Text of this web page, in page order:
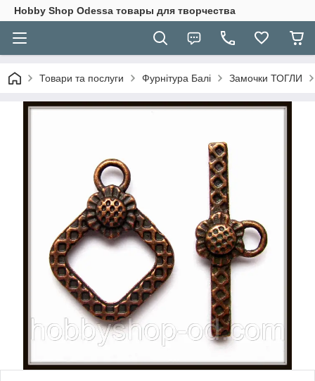
Hobbу Shop Odessa товары для творчества
Товари та послуги Фурнітура Балі Замочки ТОГЛИ